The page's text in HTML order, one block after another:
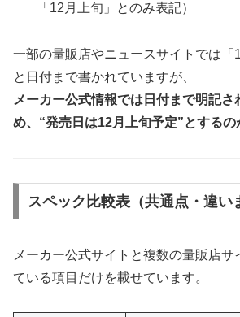
「12月上旬」とのみ表記）
一部の量販店やニュースサイトでは「
と日付まで書かれていますが、
メーカー公式情報では日付まで明記さ
め、“発売日は12月上旬予定”とするの
スペック比較表（共通点・違い
メーカー公式サイトと複数の量販店サ
ている項目だけを載せています。